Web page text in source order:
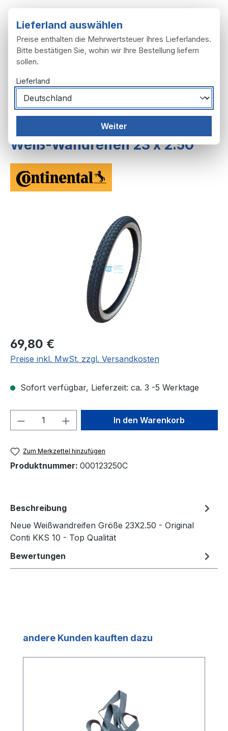
Felgen, Reifen, Schläuche
Weiß-Wandreifen 23 x 2.50
Regulärer Preis:
69,80 €
Preise inkl. MwSt. zzgl. Versandkosten
Sofort verfügbar, Lieferzeit: ca. 3 -5 Werktage
Produkt Anzahl: Gib denIn den Warenkorb
Zum Merkzettel hinzufügen
Produktnummer: 000123250C
Beschreibung
Neue Weißwandreifen Größe 23X2.50 - Original
Conti KKS 10 - Top Qualität
Bewertungen
Produktgalerie überspringen
andere Kunden kauften dazu
Lieferland auswählen
Preise enthalten die Mehrwertsteuer Ihres Lieferlandes.
Bitte bestätigen Sie, wohin wir Ihre Bestellung liefern
sollen.
Lieferland
Weiter